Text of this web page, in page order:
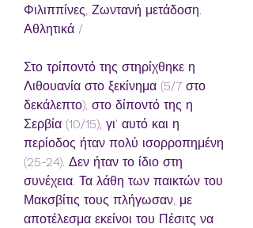
Φιλιππίνες, Ζωντανή μετάδοση.
Αθλητικά /
Στο τρίποντό της στηρίχθηκε η
Λιθουανία στο ξεκίνημα (5/7 στο
δεκάλεπτο), στο δίποντό της η
Σερβία (10/15), γι' αυτό και η
περίοδος ήταν πολύ ισορροπημένη
(25-24). Δεν ήταν το ίδιο στη
συνέχεια. Τα λάθη των παικτών του
Μακσβίτις τους πλήγωσαν, με
αποτέλεσμα εκείνοι του Πέσιτς να